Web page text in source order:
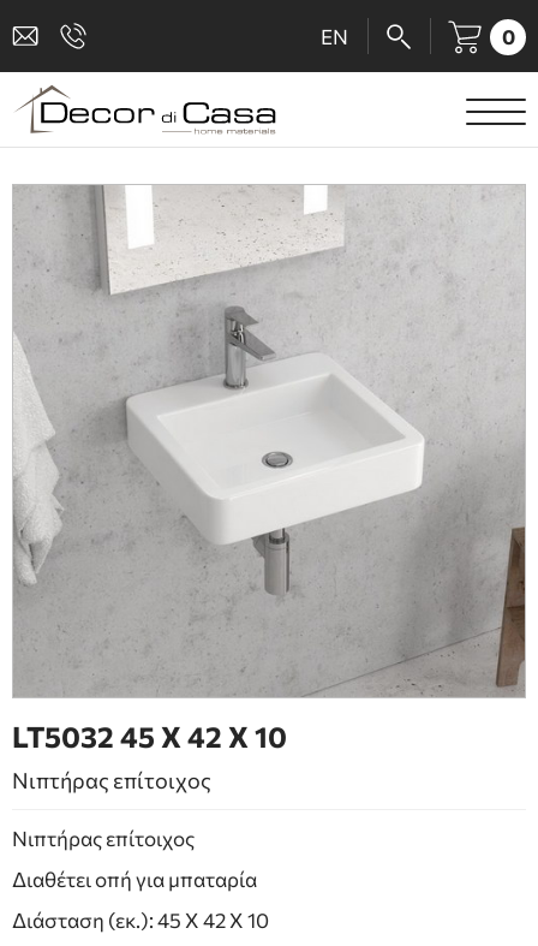
EN 0
ΕΙΔΗ ΥΓΙΕΙΝΗΣ
ΜΠΑΤΑΡΙΕΣ
ΠΛΑΚΑΚΙΑ
ΚΑΜΠΙΝΕΣ
ΑΞΕΣΟΥΑΡ ΜΠΑΝΙΟΥ
ΚΟΥΖΙΝΑ
ΑΜΕΑ
ΕΠΙΠΛΑ ΜΠΑΝΙΟΥ
ΠΟΡΤΕΣ
ΤΖΑΚΙ
LT5032 45 Χ 42 Χ 10
Νιπτήρας επίτοιχος
Νιπτήρας επίτοιχος
Διαθέτει οπή για μπαταρία
Διάσταση (εκ.): 45 Χ 42 Χ 10